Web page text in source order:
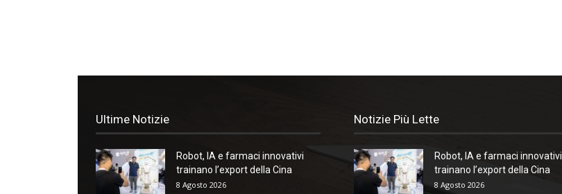
Ultime Notizie
Robot, IA e farmaci innovativi
trainano l’export della Cina
8 Agosto 2026
Notizie Più Lette
Robot, IA e farmaci innovativi
trainano l’export della Cina
8 Agosto 2026